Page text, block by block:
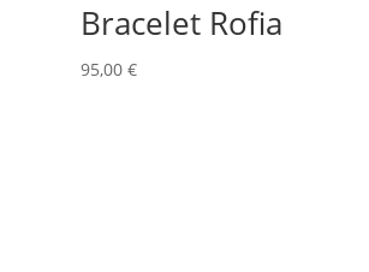
Bracelet Rofia
95,00€